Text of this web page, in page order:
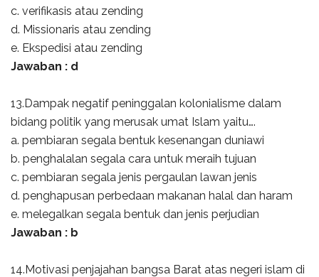
c. verifikasis atau zending
d. Missionaris atau zending
e. Ekspedisi atau zending
Jawaban : d
13.Dampak negatif peninggalan kolonialisme dalam
bidang politik yang merusak umat Islam yaitu….
a. pembiaran segala bentuk kesenangan duniawi
b. penghalalan segala cara untuk meraih tujuan
c. pembiaran segala jenis pergaulan lawan jenis
d. penghapusan perbedaan makanan halal dan haram
e. melegalkan segala bentuk dan jenis perjudian
Jawaban : b
14.Motivasi penjajahan bangsa Barat atas negeri islam di